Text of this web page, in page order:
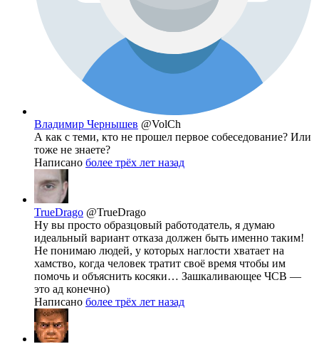
Владимир Чернышев @VolCh
А как с теми, кто не прошел первое собеседование? Или
тоже не знаете?
Написано более трёх лет назад
TrueDrago @TrueDrago
Ну вы просто образцовый работодатель, я думаю
идеальный вариант отказа должен быть именно таким!
Не понимаю людей, у которых наглости хватает на
хамство, когда человек тратит своё время чтобы им
помочь и объяснить косяки… Зашкаливающее ЧСВ —
это ад конечно)
Написано более трёх лет назад